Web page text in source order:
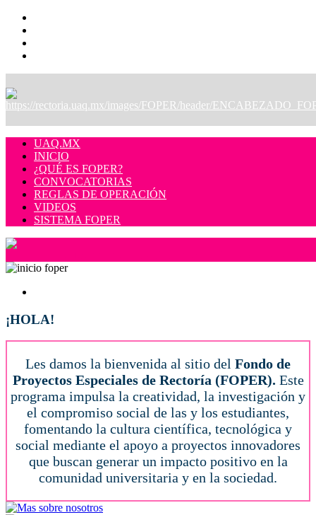
UAQ.MX
INICIO
¿QUÉ ES FOPER?
CONVOCATORIAS
REGLAS DE OPERACIÓN
VIDEOS
SISTEMA FOPER
¡HOLA!
Les damos la bienvenida al sitio del Fondo de
Proyectos Especiales de Rectoría (FOPER). Este
programa impulsa la creatividad, la investigación y
el compromiso social de las y los estudiantes,
fomentando la cultura científica, tecnológica y
social mediante el apoyo a proyectos innovadores
que buscan generar un impacto positivo en la
comunidad universitaria y en la sociedad.